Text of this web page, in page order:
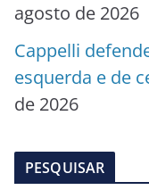
agosto de 2026
Cappelli
esquerda e de
de 2026
PESQUISAR